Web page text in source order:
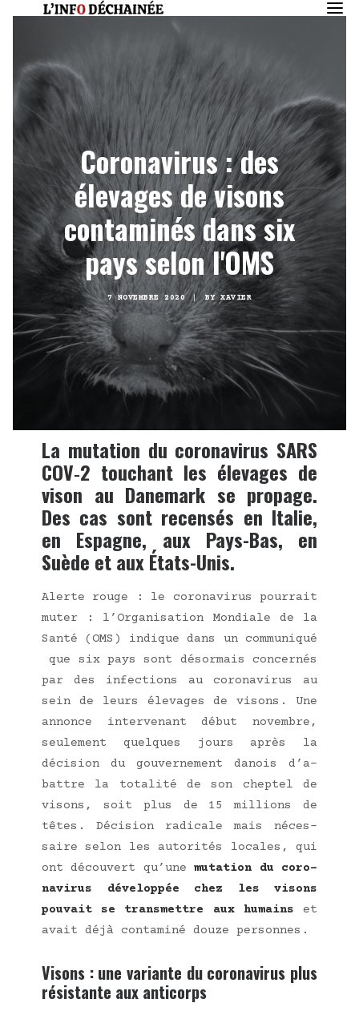
Coronavirus : des
élevages de visons
contaminés dans six
pays selon l'OMS
7 NOVEMBRE 2020 | BYXAVIER
La mutation du coronavirus SARS
COV‑2 touchant les élevages de
vison au Danemark se propage.
Des cas sont recensés en Italie,
en Espagne, aux Pays-Bas, en
Suède et aux États-Unis.
Alerte rouge : le coro­na­vi­rus pour­rait
muter : l’Organisation Mon­diale de la
San­té (OMS) indique dans un com­mu­ni­qué
que six pays sont désor­mais concer­nés
par des infec­tions au coro­na­vi­rus au
sein de leurs éle­vages de visons. Une
annonce inter­ve­nant début novembre,
seule­ment quelques jours après la
déci­sion du gou­ver­ne­ment danois d’a­
battre la tota­li­té de son chep­tel de
visons, soit plus de 15 mil­lions de
têtes. Déci­sion radi­cale mais néces­
saire selon les auto­ri­tés locales, qui
ont décou­vert qu’unemuta­tion du coro­
na­vi­rus déve­lop­pée chez les visons
pou­vait se trans­mettre aux humains et
avait déjà conta­mi­né douze personnes.
Visons : une variante du coronavirus plus
résistante aux anticorps